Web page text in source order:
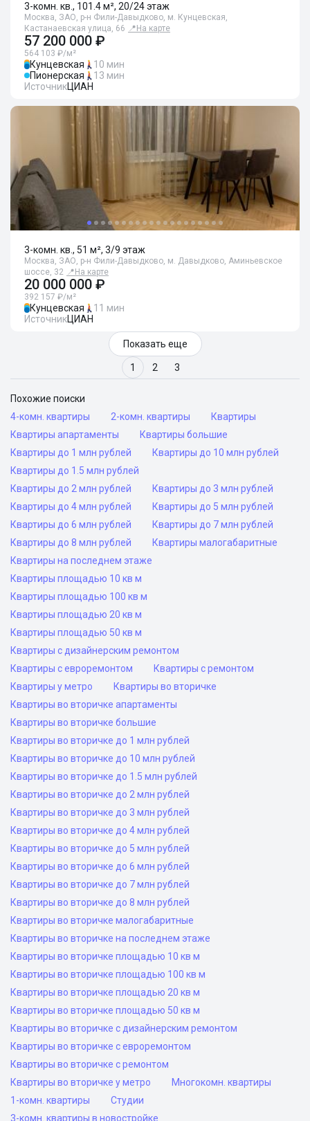
3-комн. кв., 101.4 м², 20/24 этаж
Москва, ЗАО, р-н Фили-Давыдково, м. Кунцевская,
Кастанаевская улица, 66 📍 На карте
57 200 000 ₽
564 103 ₽/м²
Кунцевская
10 мин
Пионерская
13 мин
ИсточникЦИАН
3-комн. кв., 51 м², 3/9 этаж
Москва, ЗАО, р-н Фили-Давыдково, м. Давыдково, Аминьевское
шоссе, 32 📍 На карте
20 000 000 ₽
392 157 ₽/м²
Кунцевская
11 мин
ИсточникЦИАН
Показать еще
1 2 3
Похожие поиски
4-комн. квартиры
2-комн. квартиры
Квартиры
Квартиры апартаменты
Квартиры большие
Квартиры до 1 млн рублей
Квартиры до 10 млн рублей
Квартиры до 1.5 млн рублей
Квартиры до 2 млн рублей
Квартиры до 3 млн рублей
Квартиры до 4 млн рублей
Квартиры до 5 млн рублей
Квартиры до 6 млн рублей
Квартиры до 7 млн рублей
Квартиры до 8 млн рублей
Квартиры малогабаритные
Квартиры на последнем этаже
Квартиры площадью 10 кв м
Квартиры площадью 100 кв м
Квартиры площадью 20 кв м
Квартиры площадью 50 кв м
Квартиры с дизайнерским ремонтом
Квартиры с евроремонтом
Квартиры с ремонтом
Квартиры у метро
Квартиры во вторичке
Квартиры во вторичке апартаменты
Квартиры во вторичке большие
Квартиры во вторичке до 1 млн рублей
Квартиры во вторичке до 10 млн рублей
Квартиры во вторичке до 1.5 млн рублей
Квартиры во вторичке до 2 млн рублей
Квартиры во вторичке до 3 млн рублей
Квартиры во вторичке до 4 млн рублей
Квартиры во вторичке до 5 млн рублей
Квартиры во вторичке до 6 млн рублей
Квартиры во вторичке до 7 млн рублей
Квартиры во вторичке до 8 млн рублей
Квартиры во вторичке малогабаритные
Квартиры во вторичке на последнем этаже
Квартиры во вторичке площадью 10 кв м
Квартиры во вторичке площадью 100 кв м
Квартиры во вторичке площадью 20 кв м
Квартиры во вторичке площадью 50 кв м
Квартиры во вторичке с дизайнерским ремонтом
Квартиры во вторичке с евроремонтом
Квартиры во вторичке с ремонтом
Квартиры во вторичке у метро
Многокомн. квартиры
1-комн. квартиры
Студии
3-комн. квартиры в новостройке